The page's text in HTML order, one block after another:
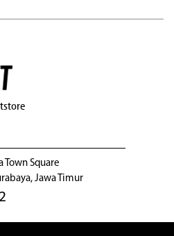
Town Square
Jawa Timur